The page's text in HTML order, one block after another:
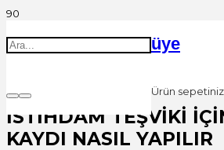
üye
Ürün
İSTİHDAM TEŞVİKİ
KAYDI NASIL YAPILIR